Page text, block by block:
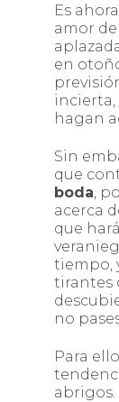
Es
amor
en
incierta,
hagan
Sin
que
boda,
acerca
que
tiempo,
tirantes
no
Para
abrigos.